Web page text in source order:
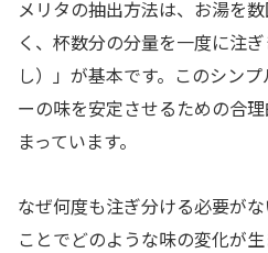
メリタの抽出方法は、お湯を
く、杯数分の分量を一度に注
し）」が基本です。このシン
ーの味を安定させるための合
まっています。
なぜ何度も注ぎ分ける必要が
ことでどのような味の変化が